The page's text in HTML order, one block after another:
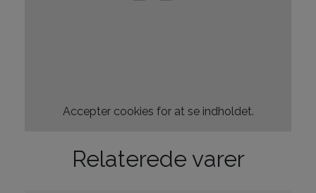
Accepter cookies for at se indholdet.
Relaterede varer